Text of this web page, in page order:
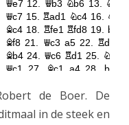
de Boer. De
in de steek en